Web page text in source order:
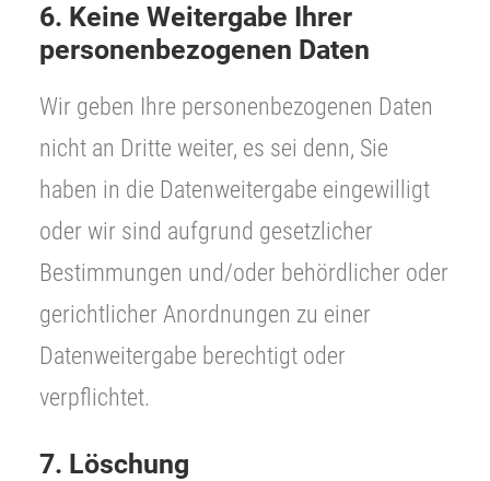
6. Keine Weitergabe Ihrer
personenbezogenen Daten
Wir geben Ihre personenbezogenen Daten
nicht an Dritte weiter, es sei denn, Sie
haben in die Datenweitergabe eingewilligt
oder wir sind aufgrund gesetzlicher
Bestimmungen und/oder behördlicher oder
gerichtlicher Anordnungen zu einer
Datenweitergabe berechtigt oder
verpflichtet.
7. Löschung